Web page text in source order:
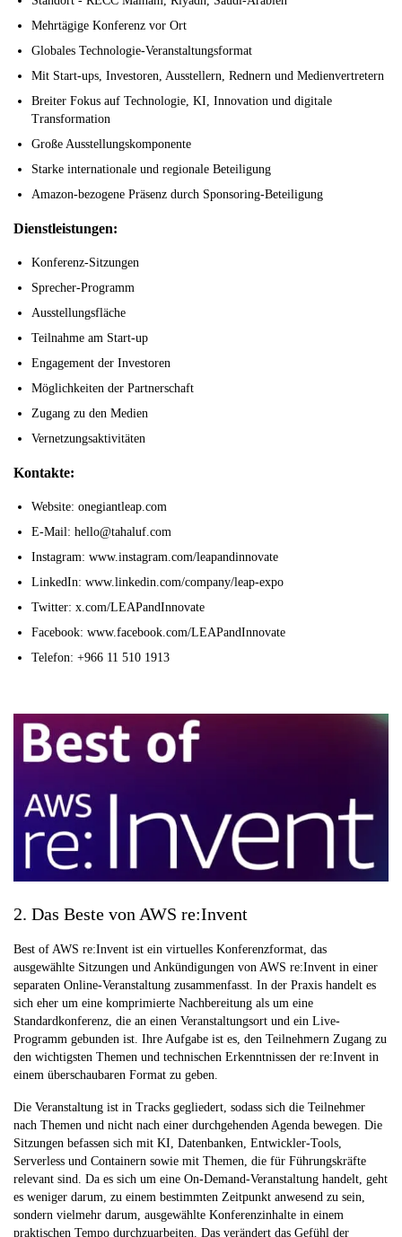
Mehrtägige Konferenz vor Ort
Globales Technologie-Veranstaltungsformat
Mit Start-ups, Investoren, Ausstellern, Rednern und Medienvertretern
Breiter Fokus auf Technologie, KI, Innovation und digitale
Transformation
Große Ausstellungskomponente
Starke internationale und regionale Beteiligung
Amazon-bezogene Präsenz durch Sponsoring-Beteiligung
Dienstleistungen:
Konferenz-Sitzungen
Sprecher-Programm
Ausstellungsfläche
Teilnahme am Start-up
Engagement der Investoren
Möglichkeiten der Partnerschaft
Zugang zu den Medien
Vernetzungsaktivitäten
Kontakte:
Website: onegiantleap.com
E-Mail: hello@tahaluf.com
Instagram: www.instagram.com/leapandinnovate
LinkedIn: www.linkedin.com/company/leap-expo
Twitter: x.com/LEAPandInnovate
Facebook: www.facebook.com/LEAPandInnovate
Telefon: +966 11 510 1913
2. Das Beste von AWS re:Invent
Best of AWS re:Invent ist ein virtuelles Konferenzformat, das
ausgewählte Sitzungen und Ankündigungen von AWS re:Invent in einer
separaten Online-Veranstaltung zusammenfasst. In der Praxis handelt es
sich eher um eine komprimierte Nachbereitung als um eine
Standardkonferenz, die an einen Veranstaltungsort und ein Live-
Programm gebunden ist. Ihre Aufgabe ist es, den Teilnehmern Zugang zu
den wichtigsten Themen und technischen Erkenntnissen der re:Invent in
einem überschaubaren Format zu geben.
Die Veranstaltung ist in Tracks gegliedert, sodass sich die Teilnehmer
nach Themen und nicht nach einer durchgehenden Agenda bewegen. Die
Sitzungen befassen sich mit KI, Datenbanken, Entwickler-Tools,
Serverless und Containern sowie mit Themen, die für Führungskräfte
relevant sind. Da es sich um eine On-Demand-Veranstaltung handelt, geht
es weniger darum, zu einem bestimmten Zeitpunkt anwesend zu sein,
sondern vielmehr darum, ausgewählte Konferenzinhalte in einem
praktischen Tempo durchzuarbeiten. Das verändert das Gefühl der